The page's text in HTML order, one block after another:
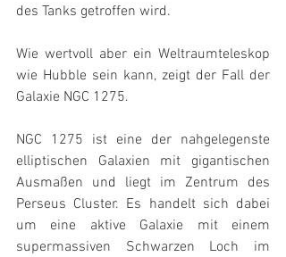
des Tanks getroffen wird.
Wie wertvoll aber ein Weltraumteleskop
wie Hubble sein kann, zeigt der Fall der
Galaxie NGC 1275.
NGC 1275 ist eine der nahgelegenste
elliptischen Galaxien mit gigantischen
Ausmaßen und liegt im Zentrum des
Perseus Cluster. Es handelt sich dabei
um eine aktive Galaxie mit einem
supermassiven Schwarzen Loch im